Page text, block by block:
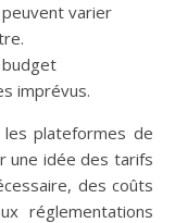
varier
imprévus.
plateformes de
une idée des tarifs
des coûts
réglementations